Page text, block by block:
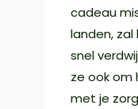
cadeau
landen,
snel
ze ook om
met je